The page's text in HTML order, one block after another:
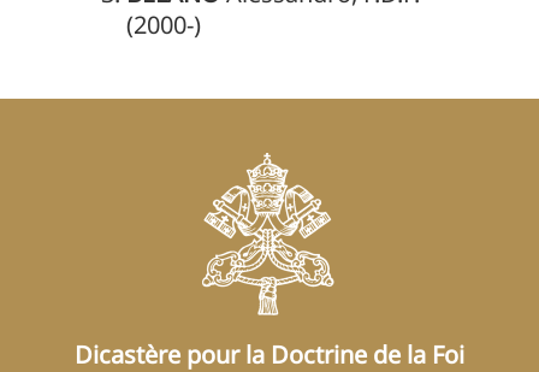
(2000-)
Dicastère pour la Doctrine de la Foi